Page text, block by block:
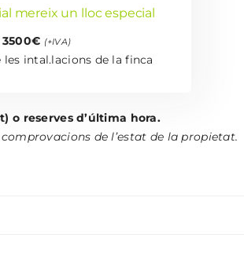
mereix un lloc especial
3500€ (+IVA)
les intal.lacions de la finca
o reserves d’última hora.
de l’estat de la propietat.